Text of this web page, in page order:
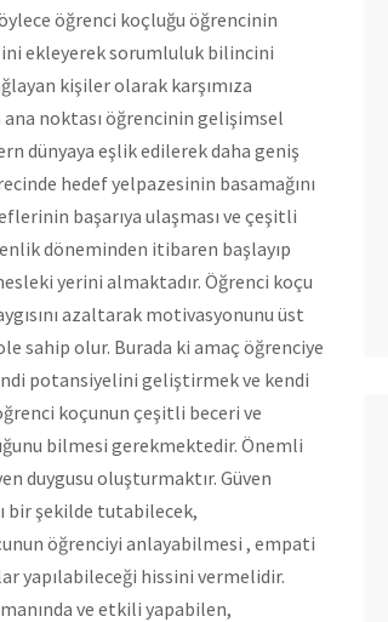
öğrenci koçluğu öğrencinin
ekleyerek sorumluluk bilincini
kişiler olarak karşımıza
ana noktası öğrencinin gelişimsel
dünyaya eşlik edilerek daha geniş
hedef yelpazesinin basamağını
başarıya ulaşması ve çeşitli
döneminden itibaren başlayıp
yerini almaktadır. Öğrenci koçu
azaltarak motivasyonunu üst
sahip olur. Burada ki amaç öğrenciye
potansiyelini geliştirmek ve kendi
koçunun çeşitli beceri ve
bilmesi gerekmektedir. Önemli
duygusu oluşturmaktır. Güven
bir şekilde tutabilecek,
öğrenciyi anlayabilmesi , empati
yapılabileceği hissini vermelidir.
ve etkili yapabilen,